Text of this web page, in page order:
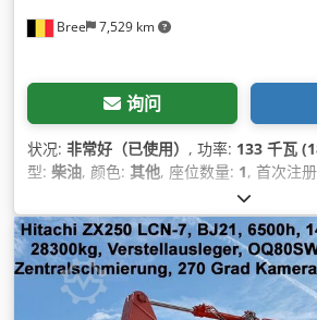
Bree 7,529 km
询问
状况: 非常好（已使用） , 功率: 133 千瓦
型: 柴油, 颜色: 其他, 座位数量: 1, 首次注
, 设备:空调